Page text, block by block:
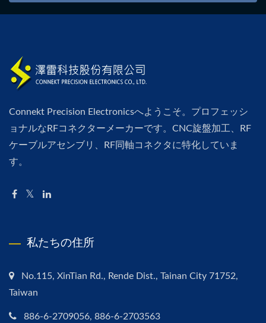
Connekt Precision Electronicsへようこそ。プロフェッシ
ョナルなRFコネクターメーカーです。CNC旋盤加工、RF
ケーブルアセンブリ、RF同軸コネクタに特化していま
す。
私たちの住所
No.115, XinTian Rd., Rende Dist., Tainan City 71752,
Taiwan
886-6-2709056, 886-6-2703563